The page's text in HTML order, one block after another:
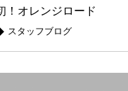
！オレンジロード
スタッフブログ